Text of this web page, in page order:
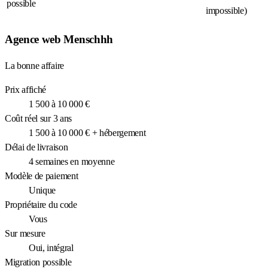
possible
impossible)
Agence web Menschhh
La bonne affaire
Prix affiché
1 500 à 10 000 €
Coût réel sur 3 ans
1 500 à 10 000 € + hébergement
Délai de livraison
4 semaines en moyenne
Modèle de paiement
Unique
Propriétaire du code
Vous
Sur mesure
Oui, intégral
Migration possible